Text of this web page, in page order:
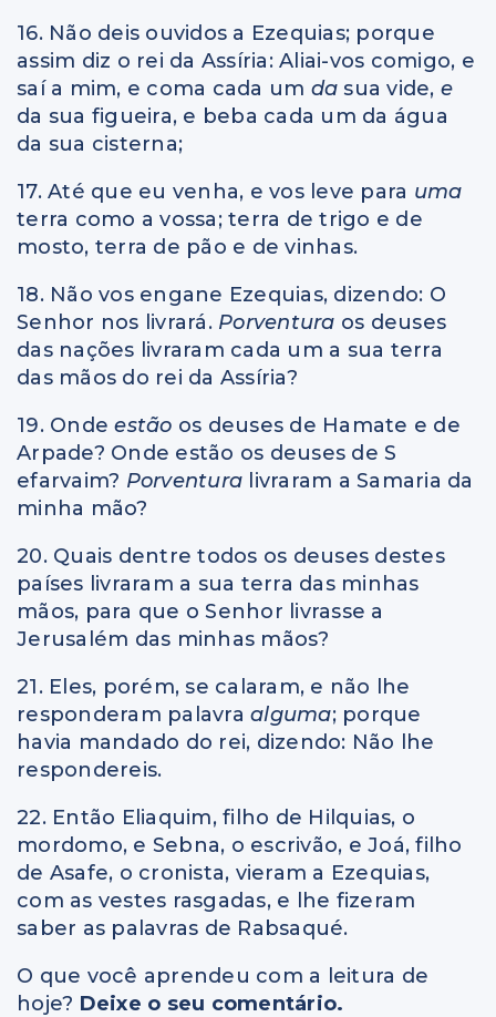
16. Não deis ouvidos a Ezequias; porque
assim diz o rei da Assíria: Aliai-vos comigo, e
saí a mim, e coma cada um dasua vide, e
da sua figueira, e beba cada um da água
da sua cisterna;
17. Até que eu venha, e vos leve para uma
terra como a vossa; terra de trigo e de
mosto, terra de pão e de vinhas.
18. Não vos engane Ezequias, dizendo: O
Senhor nos livrará. Porventura os deuses
das nações livraram cada um a sua terra
das mãos do rei da Assíria?
19. Ondeestão os deuses de Hamate e de
Arpade? Onde estão os deuses de S
efarvaim? Porventura livraram a Samaria da
minha mão?
20. Quais dentre todos os deuses destes
países livraram a sua terra das minhas
mãos, para que o Senhor livrasse a
Jerusalém das minhas mãos?
21. Eles, porém, se calaram, e não lhe
responderam palavra alguma; porque
havia mandado do rei, dizendo: Não lhe
respondereis.
22. Então Eliaquim, filho de Hilquias, o
mordomo, e Sebna, o escrivão, e Joá, filho
de Asafe, o cronista, vieram a Ezequias,
com as vestes rasgadas, e lhe fizeram
saber as palavras de Rabsaqué.
O que você aprendeu com a leitura de
hoje? Deixe o seu comentário.